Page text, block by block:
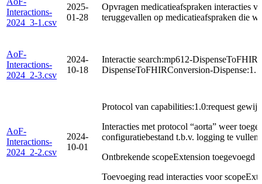
Interactions-
2024_3-1.csv
2025-
01-28
Opvragen medicatieafspraken interacties
teruggevallen op medicatieafspraken die
AoF-
Interactions-
2024_2-3.csv
2024-
10-18
Interactie search:mp612-
DispenseToFHIRConversion-Dispense:1.
AoF-
Interactions-
2024_2-2.csv
2024-
10-01
Protocol van capabilities:1.0:request
Interacties met protocol “aorta” weer
configuratiebestand t.b.v. logging te vullen.
Ontbrekende scopeExtension
Toevoeging read interacties voor